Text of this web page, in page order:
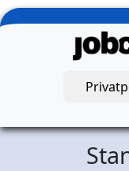
Zum Hauptinhalt
Jobcenter